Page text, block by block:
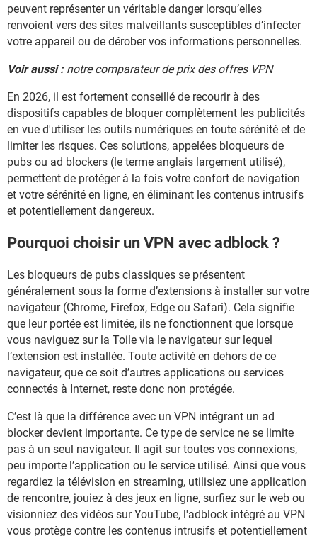
peuvent représenter un véritable danger lorsqu’elles
renvoient vers des sites malveillants susceptibles d’infecter
votre appareil ou de dérober vos informations personnelles.
Voir aussi : notre comparateur de prix des offres VPN
En 2026, il est fortement conseillé de recourir à des
dispositifs capables de bloquer complètement les publicités
en vue d'utiliser les outils numériques en toute sérénité et de
limiter les risques. Ces solutions, appelées bloqueurs de
pubs ou ad blockers (le terme anglais largement utilisé),
permettent de protéger à la fois votre confort de navigation
et votre sérénité en ligne, en éliminant les contenus intrusifs
et potentiellement dangereux.
Pourquoi choisir un VPN avec adblock ?
Les bloqueurs de pubs classiques se présentent
généralement sous la forme d’extensions à installer sur votre
navigateur (Chrome, Firefox, Edge ou Safari). Cela signifie
que leur portée est limitée, ils ne fonctionnent que lorsque
vous naviguez sur la Toile via le navigateur sur lequel
l’extension est installée. Toute activité en dehors de ce
navigateur, que ce soit d’autres applications ou services
connectés à Internet, reste donc non protégée.
C’est là que la différence avec un VPN intégrant un ad
blocker devient importante. Ce type de service ne se limite
pas à un seul navigateur. Il agit sur toutes vos connexions,
peu importe l’application ou le service utilisé. Ainsi que vous
regardiez la télévision en streaming, utilisiez une application
de rencontre, jouiez à des jeux en ligne, surfiez sur le web ou
visionniez des vidéos sur YouTube, l'adblock intégré au VPN
vous protège contre les contenus intrusifs et potentiellement